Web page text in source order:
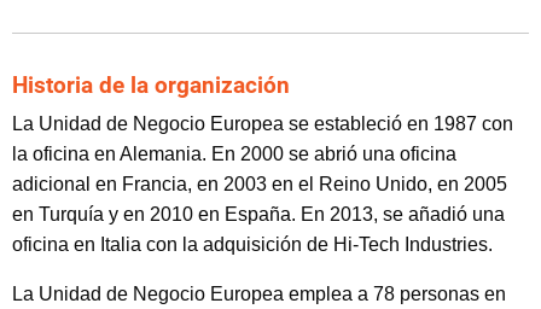
Historia de la organización
La Unidad de Negocio Europea se estableció en 1987 con
la oficina en Alemania. En 2000 se abrió una oficina
adicional en Francia, en 2003 en el Reino Unido, en 2005
en Turquía y en 2010 en España. En 2013, se añadió una
oficina en Italia con la adquisición de Hi-Tech Industries.
La Unidad de Negocio Europea emplea a 78 personas en